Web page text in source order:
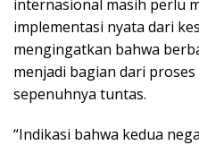
internasional masih perlu
implementasi nyata dari
mengingatkan bahwa
menjadi bagian dari
sepenuhnya tuntas.
“Indikasi bahwa kedua